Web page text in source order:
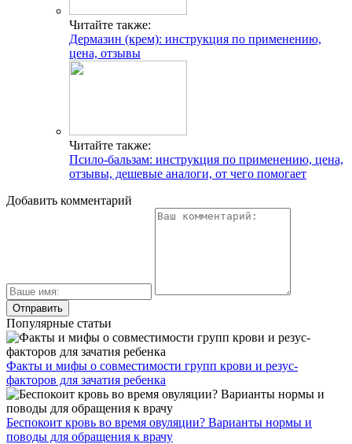
Читайте также:
Дермазин (крем): инструкция по применению,
цена, отзывы
Читайте также:
Псило-бальзам: инструкция по применению, цена,
отзывы, дешевые аналоги, от чего помогает
Добавить комментарий
Популярные статьи
Факты и мифы о совместимости групп крови и резус-
факторов для зачатия ребенка
Беспокоит кровь во время овуляции? Варианты нормы и
поводы для обращения к врачу